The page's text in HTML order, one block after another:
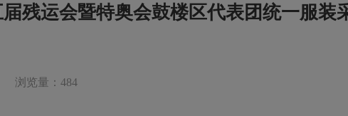
届残运会暨特奥会鼓楼区代表团统一服装
浏览量：484